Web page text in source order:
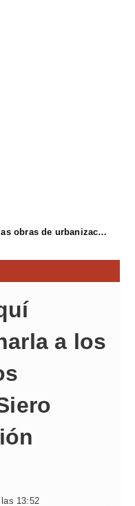
Avanzan las obras de urbanización del parque de La Reconquista, en los terrenos del antiguo matadero de Pola de Siero
a los
13:52